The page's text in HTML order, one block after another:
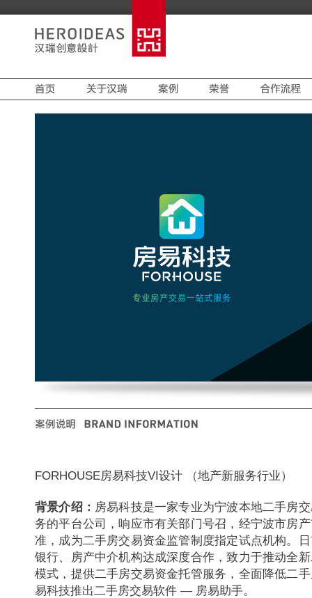
FORHOUSE房易科技VI设计 （地产新服务行业）
背景介绍： 房易科技是一家专业为宁波本地二手房
务的平台公司，响应市有关部门号召，经宁波市房
准，成为二手房交易资金监管制度指定试点机构。
银行、房产中介机构达成深度合作，致力于推动全
模式，提供二手房交易资金托管服务，全面降低二
易科技推出二手房交易软件 — 房易助手。